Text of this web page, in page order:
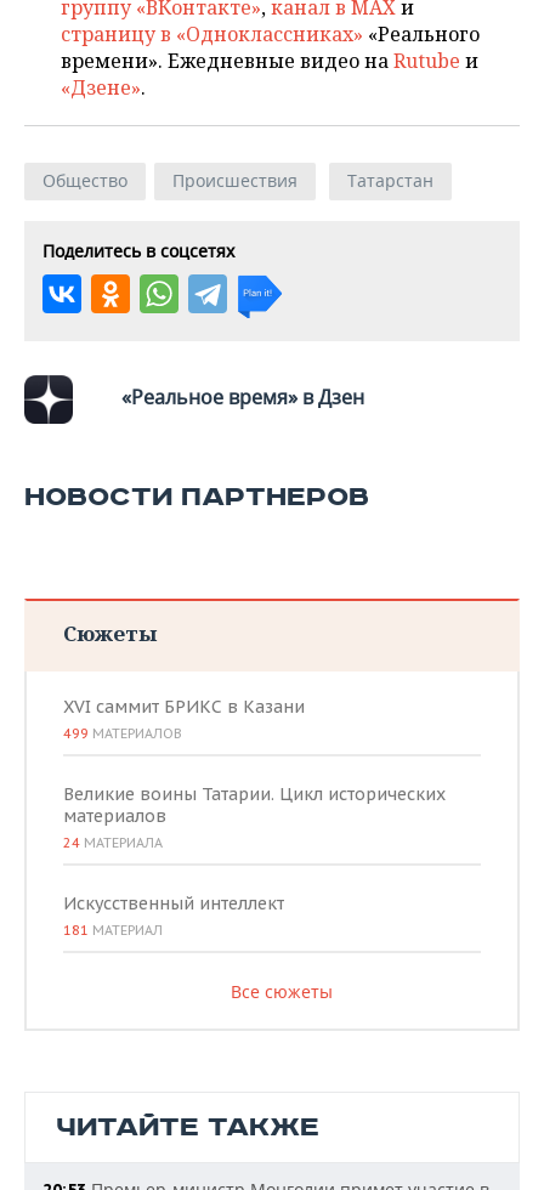
группу «ВКонтакте»,канал в MAXи
страницу в «Одноклассниках» «Реального
времени». Ежедневные видео наRutube и
«Дзене».
Общество Происшествия Татарстан
Поделитесь в соцсетях
«Реальное время» в Дзен
НОВОСТИ ПАРТНЕРОВ
Сюжеты
XVI саммит БРИКС в Казани
499 МАТЕРИАЛОВ
Великие воины Татарии. Цикл исторических
материалов
24 МАТЕРИАЛА
Искусственный интеллект
181 МАТЕРИАЛ
Все сюжеты
ЧИТАЙТЕ ТАКЖЕ